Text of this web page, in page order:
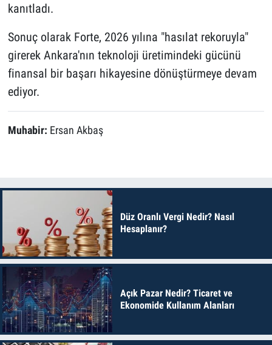
kanıtladı.
Sonuç olarak Forte, 2026 yılına "hasılat rekoruyla"
girerek Ankara'nın teknoloji üretimindeki gücünü
finansal bir başarı hikayesine dönüştürmeye devam
ediyor.
Muhabir: Ersan Akbaş
Düz Oranlı Vergi Nedir? Nasıl
Hesaplanır?
Açık Pazar Nedir? Ticaret ve
Ekonomide Kullanım Alanları